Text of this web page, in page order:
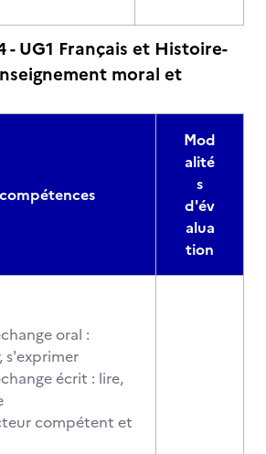
- UG1 Français et Histoire-
moral et
Mod
alité
s
d'év
alua
tion
oral :
s'exprimer
écrit : lire,
compétent et